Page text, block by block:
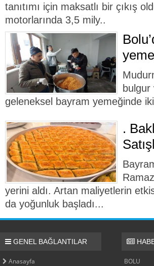
tanıtımı için maksatlı bir çıkış
motorlarında 3,5 mily..
bulgur
geleneksel bayram yemeğinde
.
yerini aldı. Artan maliyetlerin
da yoğunluk başladı...
GENEL BAĞLANTILAR
Anasayfa
BOLU